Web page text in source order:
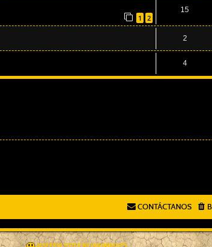
1 2
15
2
4
CONTÁCTANOS
AÇIEEED! STYLE BYIAN BRADLEY